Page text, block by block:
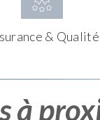
& Qualité
à